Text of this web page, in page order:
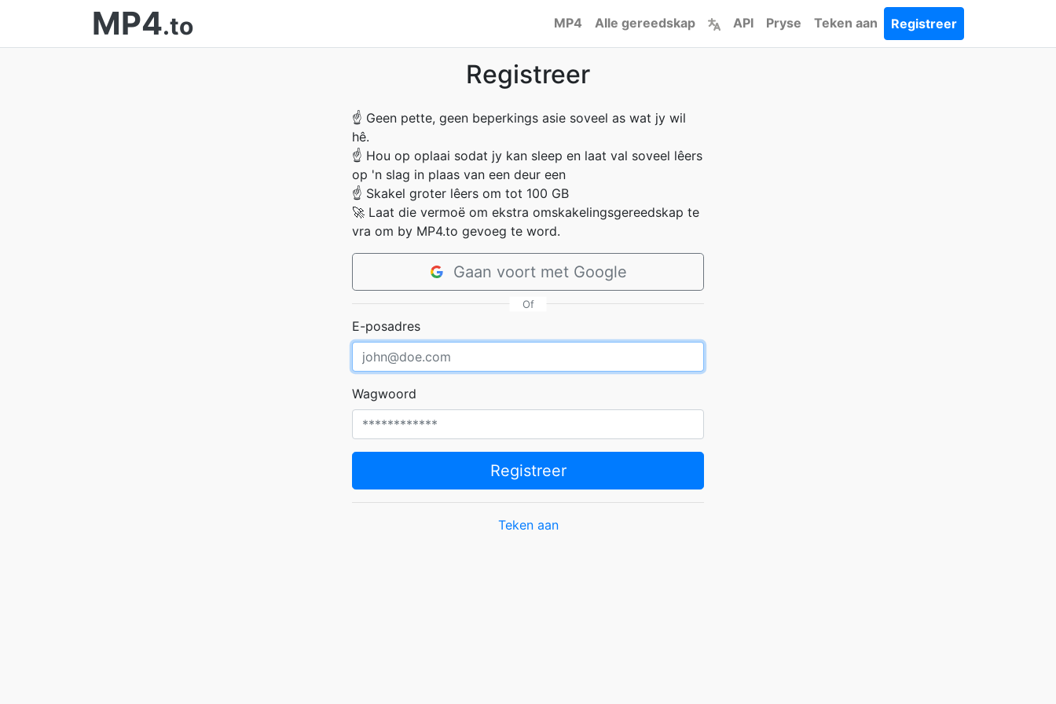
MP4.to MP4 Alle gereedskap API Pryse Teken aan Registreer
Registreer
☝ Geen pette, geen beperkings asie soveel as wat jy wil
hê.
☝ Hou op oplaai sodat jy kan sleep en laat val soveel lêers
op 'n slag in plaas van een deur een
☝ Skakel groter lêers om tot 100 GB
🚀 Laat die vermoë om ekstra omskakelingsgereedskap te
vra om by MP4.to gevoeg te word.
Gaan voort met Google
Of
E-posadres
Wagwoord
Registreer
Teken aan